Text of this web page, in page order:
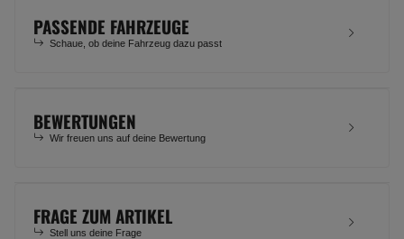
PASSENDE FAHRZEUGE
Schaue, ob deine Fahrzeug dazu passt
BEWERTUNGEN
Wir freuen uns auf deine Bewertung
FRAGE ZUM ARTIKEL
Stell uns deine Frage